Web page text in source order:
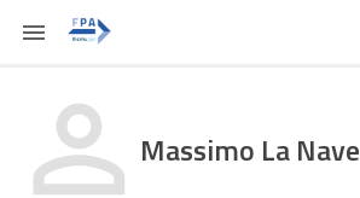
Massimo La Nave